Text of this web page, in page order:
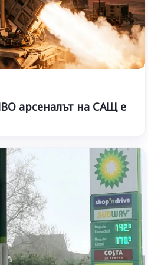
арсеналът на САЩ е